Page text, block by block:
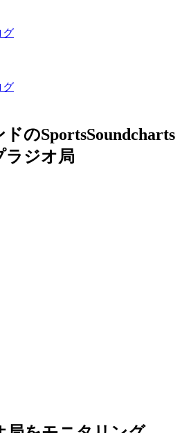
グ
グ
のSportsSoundcharts
ラジオ局